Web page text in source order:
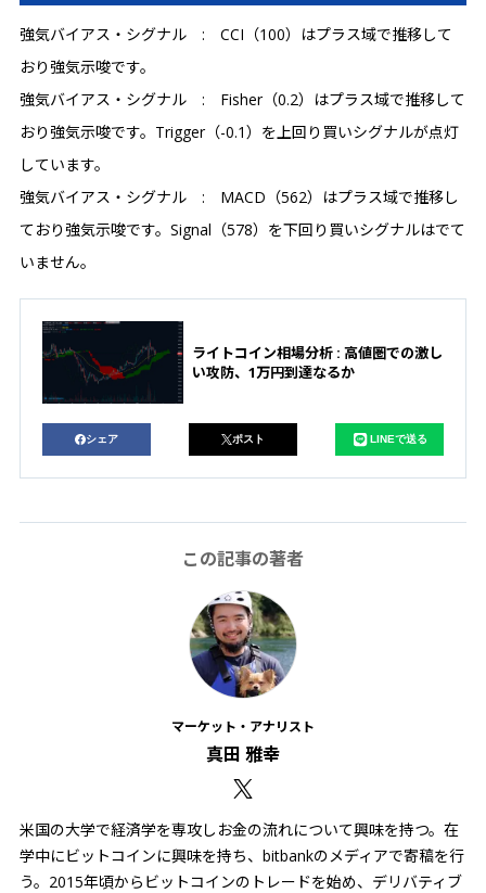
強気バイアス・シグナル : CCI（100）はプラス域で推移して
おり強気示唆です。
強気バイアス・シグナル : Fisher（0.2）はプラス域で推移して
おり強気示唆です。Trigger（-0.1）を上回り買いシグナルが点灯
しています。
強気バイアス・シグナル : MACD（562）はプラス域で推移し
ており強気示唆です。Signal（578）を下回り買いシグナルはでて
いません。
ライトコイン相場分析 : 高値圏での激し
い攻防、1万円到達なるか
シェア ポスト LINEで送る
この記事の著者
マーケット・アナリスト
真田 雅幸
米国の大学で経済学を専攻しお金の流れについて興味を持つ。在
学中にビットコインに興味を持ち、bitbankのメディアで寄稿を行
う。2015年頃からビットコインのトレードを始め、デリバティブ